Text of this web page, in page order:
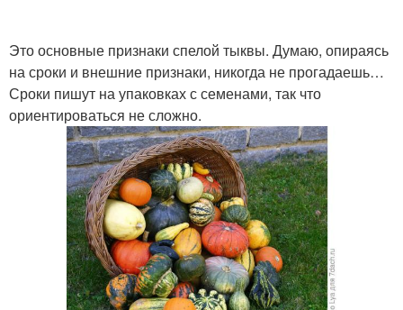
Это основные признаки спелой тыквы. Думаю, опираясь
на сроки и внешние признаки, никогда не прогадаешь…
Сроки пишут на упаковках с семенами, так что
ориентироваться не сложно.